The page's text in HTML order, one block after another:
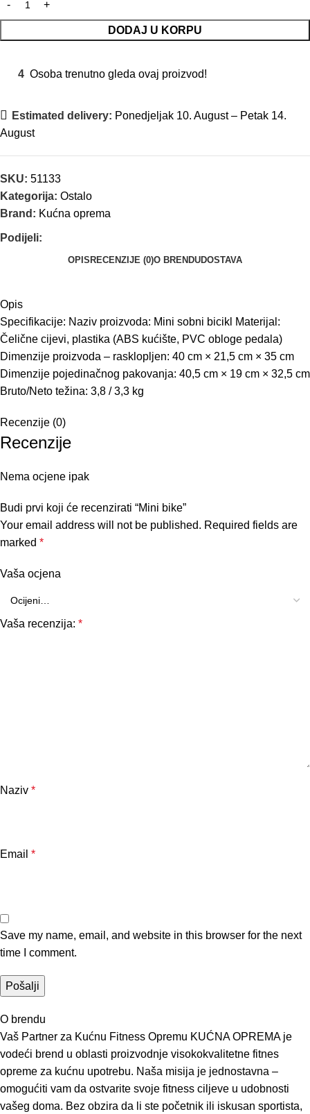
DODAJ U KORPU
4 Osoba trenutno gleda ovaj proizvod!
Estimated delivery: Ponedjeljak 10. August – Petak 14.
August
SKU: 51133
Kategorija: Ostalo
Brand: Kućna oprema
Podijeli:
OPIS RECENZIJE (0)O BRENDUDOSTAVA
Opis
Specifikacije: Naziv proizvoda: Mini sobni bicikl Materijal:
Čelične cijevi, plastika (ABS kućište, PVC obloge pedala)
Dimenzije proizvoda – rasklopljen: 40 cm × 21,5 cm × 35 cm
Dimenzije pojedinačnog pakovanja: 40,5 cm × 19 cm × 32,5 cm
Bruto/Neto težina: 3,8 / 3,3 kg
Recenzije (0)
Recenzije
Nema ocjene ipak
Budi prvi koji će recenzirati “Mini bike”
Your email address will not be published. Required fields are
marked *
Vaša ocjena
Vaša recenzija: *
Naziv *
Email *
Save my name, email, and website in this browser for the next
time I comment.
O brendu
Vaš Partner za Kućnu Fitness Opremu KUĆNA OPREMA je
vodeći brend u oblasti proizvodnje visokokvalitetne fitnes
opreme za kućnu upotrebu. Naša misija je jednostavna –
omogućiti vam da ostvarite svoje fitness ciljeve u udobnosti
vašeg doma. Bez obzira da li ste početnik ili iskusan sportista,